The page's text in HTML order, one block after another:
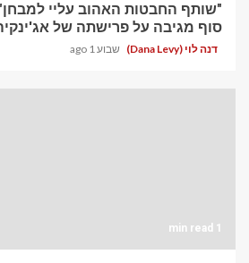
"שותף החבטות האהוב עליי למבחן"
סוף מגיבה על פרישתה של
דנה לוי (Dana Levy) שבוע 1 ago
1 min read